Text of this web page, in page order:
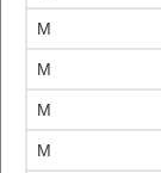
M
M
M
M